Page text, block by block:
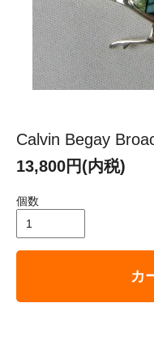
Calvin Begay
13,800円(内税)
個数
カ